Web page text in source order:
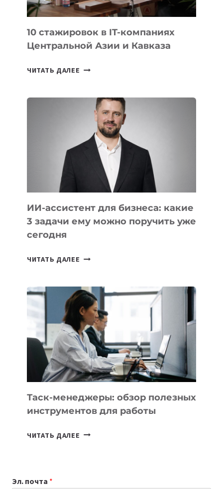
ПО
ИИ
10 стажировок в IT-компаниях
Центральной Азии и Кавказа
ЧИТАТЬ ДАЛЕЕ
КОМПАНИЯХ
ЦЕНТРАЛЬНОЙ
АЗИИ
КАВКАЗА
ИИ-ассистент для бизнеса: какие
3 задачи ему можно поручить уже
сегодня
ЧИТАТЬ ДАЛЕЕ ИИ-
БИЗНЕСА:
КАКИЕ
3
ЗАДАЧИ
ЕМУ
МОЖНО
ПОРУЧИТЬ
УЖЕ
Таск-менеджеры: обзор полезных
инструментов для работы
ЧИТАТЬ ДАЛЕЕ ТАСК-
Эл. почта *